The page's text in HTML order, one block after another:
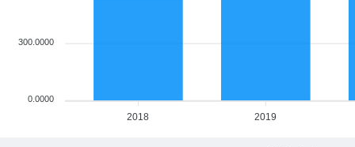
2018 2019
300.0000
0.0000